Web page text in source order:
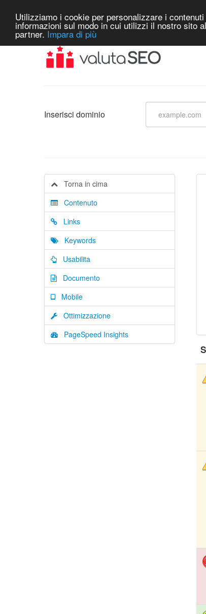
Utilizziamo i cookie per personalizzare i
informazioni sul modo in cui utilizzi il nostro sito
partner. Impara di più
Inserisci dominio
Torna in cima
Contenuto
Links
Keywords
Usabilita
Documento
Mobile
Ottimizzazione
PageSpeed Insights